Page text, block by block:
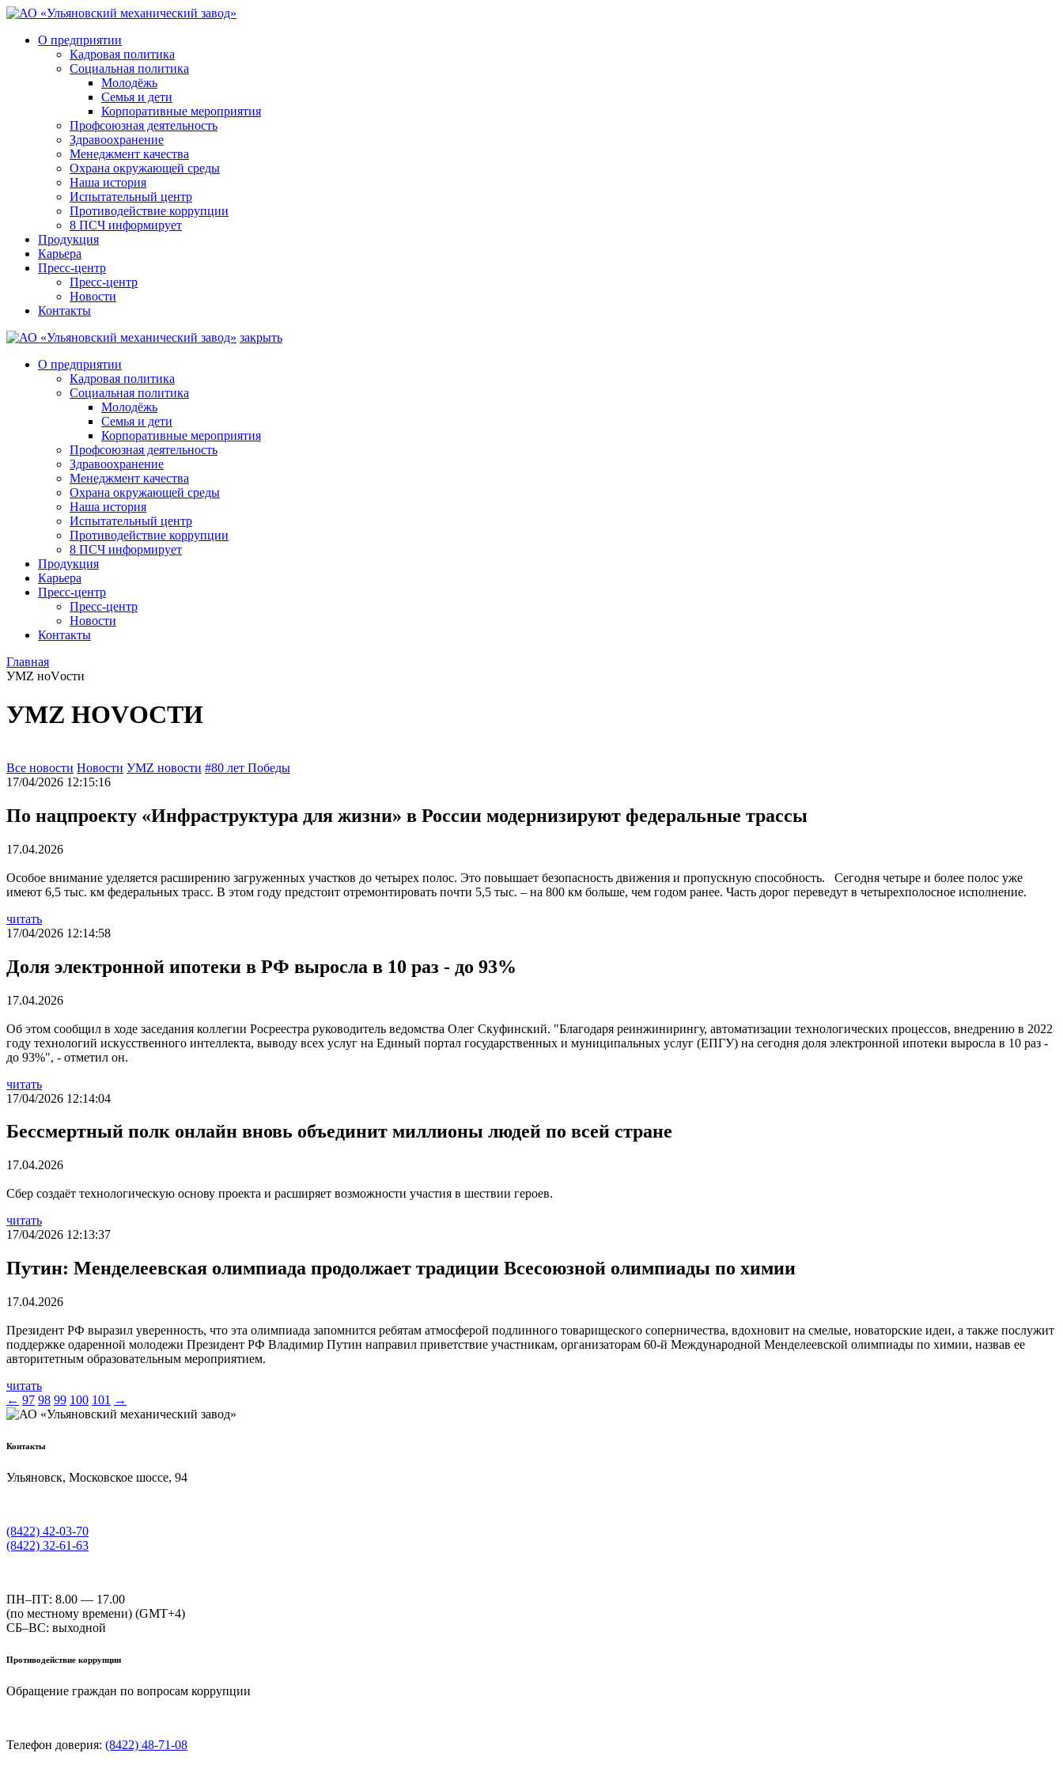
О предприятии
Кадровая политика
Социальная политика
Молодёжь
Семья и дети
Корпоративные мероприятия
Профсоюзная деятельность
Здравоохранение
Менеджмент качества
Охрана окружающей среды
Наша история
Испытательный центр
Противодействие коррупции
8 ПСЧ информирует
Продукция
Карьера
Пресс-центр
Пресс-центр
Новости
Контакты
закрыть
О предприятии
Кадровая политика
Социальная политика
Молодёжь
Семья и дети
Корпоративные мероприятия
Профсоюзная деятельность
Здравоохранение
Менеджмент качества
Охрана окружающей среды
Наша история
Испытательный центр
Противодействие коррупции
8 ПСЧ информирует
Продукция
Карьера
Пресс-центр
Пресс-центр
Новости
Контакты
Главная
УМZ ноVости
УМZ НОVОСТИ
Все новости Новости УМZ новости #80 лет Победы
17/04/2026 12:15:16
По нацпроекту «Инфраструктура для жизни» в России модернизируют федеральные трассы
17.04.2026
Особое внимание уделяется расширению загруженных участков до четырех полос. Это повышает безопасность движения и пропускную способность. Сегодня четыре и более полос уже
имеют 6,5 тыс. км федеральных трасс. В этом году предстоит отремонтировать почти 5,5 тыс. – на 800 км больше, чем годом ранее. Часть дорог переведут в четырехполосное исполнение.
читать
17/04/2026 12:14:58
Доля электронной ипотеки в РФ выросла в 10 раз - до 93%
17.04.2026
Об этом сообщил в ходе заседания коллегии Росреестра руководитель ведомства Олег Скуфинский. "Благодаря реинжинирингу, автоматизации технологических процессов, внедрению в 2022
году технологий искусственного интеллекта, выводу всех услуг на Единый портал государственных и муниципальных услуг (ЕПГУ) на сегодня доля электронной ипотеки выросла в 10 раз -
до 93%", - отметил он.
читать
17/04/2026 12:14:04
Бессмертный полк онлайн вновь объединит миллионы людей по всей стране
17.04.2026
Сбер создаёт технологическую основу проекта и расширяет возможности участия в шествии героев.
читать
17/04/2026 12:13:37
Путин: Менделеевская олимпиада продолжает традиции Всесоюзной олимпиады по химии
17.04.2026
Президент РФ выразил уверенность, что эта олимпиада запомнится ребятам атмосферой подлинного товарищеского соперничества, вдохновит на смелые, новаторские идеи, а также послужит
поддержке одаренной молодежи Президент РФ Владимир Путин направил приветствие участникам, организаторам 60-й Международной Менделеевской олимпиады по химии, назвав ее
авторитетным образовательным мероприятием.
читать
← 97 98 99 100 101 →
Контакты
Ульяновск, Московское шоссе, 94
(8422) 42-03-70
(8422) 32-61-63
ПН–ПТ: 8.00 — 17.00
(по местному времени) (GMT+4)
СБ–ВС: выходной
Противодействие коррупции
Обращение граждан по вопросам коррупции
Телефон доверия: (8422) 48-71-08